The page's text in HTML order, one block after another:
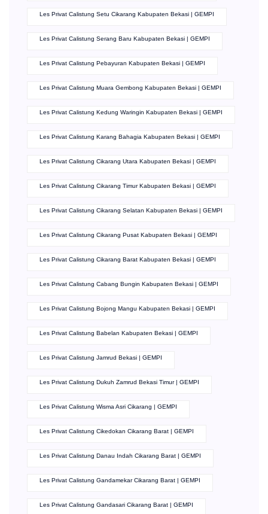
Les Privat Calistung Setu Cikarang Kabupaten Bekasi | GEMPI
Les Privat Calistung Serang Baru Kabupaten Bekasi | GEMPI
Les Privat Calistung Pebayuran Kabupaten Bekasi | GEMPI
Les Privat Calistung Muara Gembong Kabupaten Bekasi | GEMPI
Les Privat Calistung Kedung Waringin Kabupaten Bekasi | GEMPI
Les Privat Calistung Karang Bahagia Kabupaten Bekasi | GEMPI
Les Privat Calistung Cikarang Utara Kabupaten Bekasi | GEMPI
Les Privat Calistung Cikarang Timur Kabupaten Bekasi | GEMPI
Les Privat Calistung Cikarang Selatan Kabupaten Bekasi | GEMPI
Les Privat Calistung Cikarang Pusat Kabupaten Bekasi | GEMPI
Les Privat Calistung Cikarang Barat Kabupaten Bekasi | GEMPI
Les Privat Calistung Cabang Bungin Kabupaten Bekasi | GEMPI
Les Privat Calistung Bojong Mangu Kabupaten Bekasi | GEMPI
Les Privat Calistung Babelan Kabupaten Bekasi | GEMPI
Les Privat Calistung Jamrud Bekasi | GEMPI
Les Privat Calistung Dukuh Zamrud Bekasi Timur | GEMPI
Les Privat Calistung Wisma Asri Cikarang | GEMPI
Les Privat Calistung Cikedokan Cikarang Barat | GEMPI
Les Privat Calistung Danau Indah Cikarang Barat | GEMPI
Les Privat Calistung Gandamekar Cikarang Barat | GEMPI
Les Privat Calistung Gandasari Cikarang Barat | GEMPI